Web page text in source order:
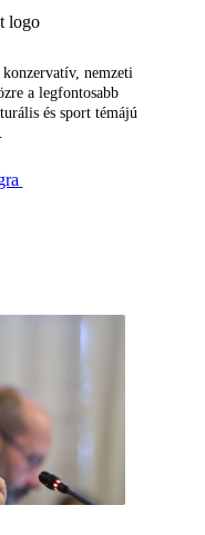
nemzeti
a legfontosabb
és sport témájú